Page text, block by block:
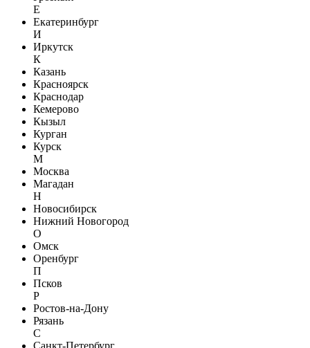
Е
Екатеринбург
И
Иркутск
К
Казань
Красноярск
Краснодар
Кемерово
Кызыл
Курган
Курск
М
Москва
Магадан
Н
Новосибирск
Нижний Новогород
О
Омск
Оренбург
П
Псков
Р
Ростов-на-Дону
Рязань
С